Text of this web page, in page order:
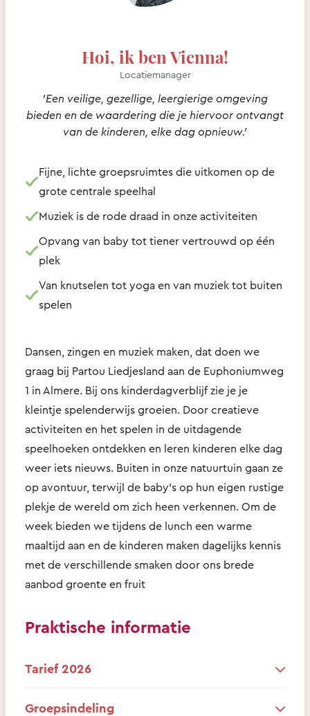
Hoi, ik ben Vienna!
Locatiemanager
'Een veilige, gezellige, leergierige omgeving
bieden en de waardering die je hiervoor ontvangt
van de kinderen, elke dag opnieuw.'
Fijne, lichte groepsruimtes die uitkomen op de
grote centrale speelhal
Muziek is de rode draad in onze activiteiten
Opvang van baby tot tiener vertrouwd op één
plek
Van knutselen tot yoga en van muziek tot buiten
spelen
Dansen, zingen en muziek maken, dat doen we
graag bij Partou Liedjesland aan de Euphoniumweg
1 in Almere. Bij ons kinderdagverblijf zie je je
kleintje spelenderwijs groeien. Door creatieve
activiteiten en het spelen in de uitdagende
speelhoeken ontdekken en leren kinderen elke dag
weer iets nieuws. Buiten in onze natuurtuin gaan ze
op avontuur, terwijl de baby’s op hun eigen rustige
plekje de wereld om zich heen verkennen. Om de
week bieden we tijdens de lunch een warme
maaltijd aan en de kinderen maken dagelijks kennis
met de verschillende smaken door ons brede
aanbod groente en fruit
Praktische informatie
Tarief 2026
Groepsindeling